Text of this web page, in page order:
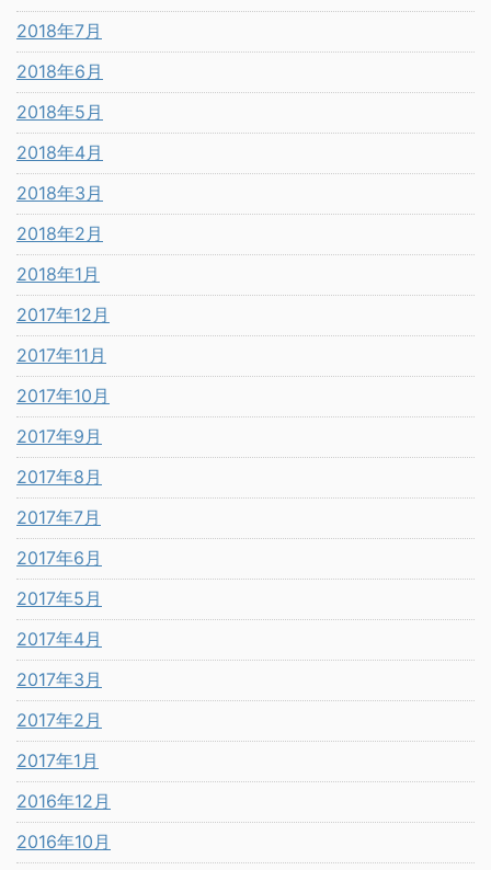
2018年7月
2018年6月
2018年5月
2018年4月
2018年3月
2018年2月
2018年1月
2017年12月
2017年11月
2017年10月
2017年9月
2017年8月
2017年7月
2017年6月
2017年5月
2017年4月
2017年3月
2017年2月
2017年1月
2016年12月
2016年10月